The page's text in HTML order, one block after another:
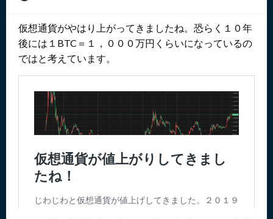
仮想通貨がやはり上がってきましたね。恐らく１０年
後には１BTC＝１，０００万円くらいになっているの
ではと考えています。